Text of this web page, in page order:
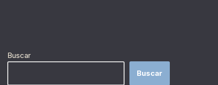
Buscar
Buscar